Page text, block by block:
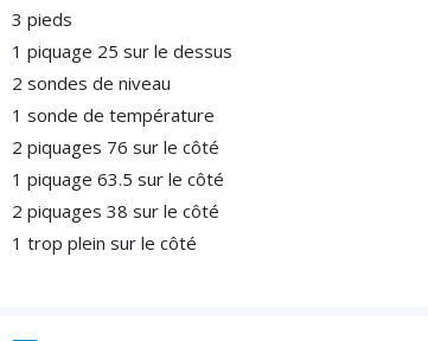
3 pieds
1 piquage 25 sur le dessus
2 sondes de niveau
1 sonde de température
2 piquages 76 sur le côté
1 piquage 63.5 sur le côté
2 piquages 38 sur le côté
1 trop plein sur le côté